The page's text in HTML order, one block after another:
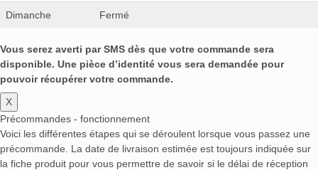
Dimanche Fermé
Vous serez averti par SMS dès que votre commande sera
disponible. Une pièce d’identité vous sera demandée pour
pouvoir récupérer votre commande.
X
Précommandes - fonctionnement
Voici les différentes étapes qui se déroulent lorsque vous passez une
précommande. La date de livraison estimée est toujours indiquée sur
la fiche produit pour vous permettre de savoir si le délai de réception